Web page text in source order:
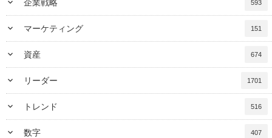
keyboard_arrow_down 企業戦略 593
keyboard_arrow_down マーケティング 151
keyboard_arrow_down 資産 674
keyboard_arrow_down リーダー 1701
keyboard_arrow_down トレンド 516
keyboard_arrow_down 数字 407